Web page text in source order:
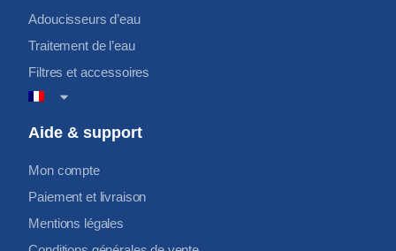
Adoucisseurs d’eau
Traitement de l’eau
Filtres et accessoires
Aide & support
Mon compte
Paiement et livraison
Mentions légales